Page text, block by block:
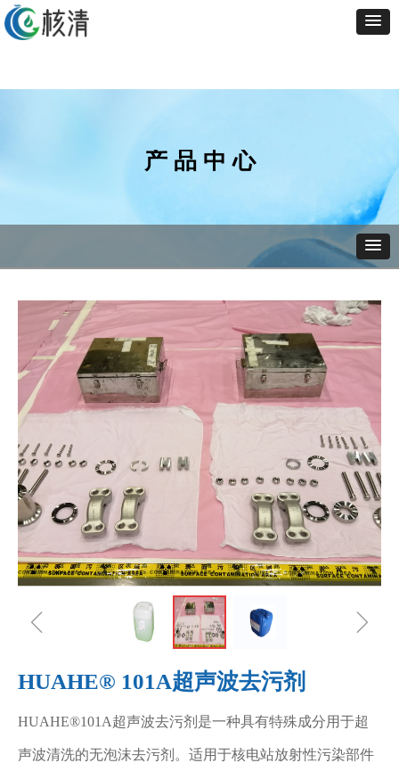
产 品 中 心
HUAHE® 101A超声波去污剂
HUAHE®101A超声波去污剂是一种具有特殊成分用于超
声波清洗的无泡沫去污剂。适用于核电站放射性污染部件
ꁆ ꁇ